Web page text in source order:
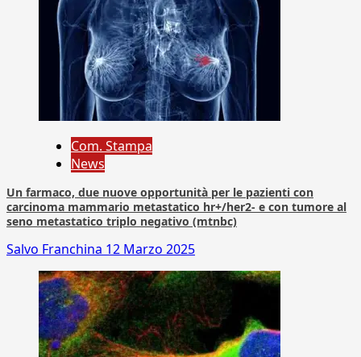
Com. Stampa
News
Un farmaco, due nuove opportunità per le pazienti con
carcinoma mammario metastatico hr+/her2- e con tumore al
seno metastatico triplo negativo (mtnbc)
Salvo Franchina 12 Marzo 2025